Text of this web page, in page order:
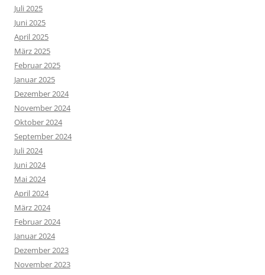
Juli 2025
Juni 2025
April 2025
März 2025
Februar 2025
Januar 2025
Dezember 2024
November 2024
Oktober 2024
September 2024
Juli 2024
Juni 2024
Mai 2024
April 2024
März 2024
Februar 2024
Januar 2024
Dezember 2023
November 2023